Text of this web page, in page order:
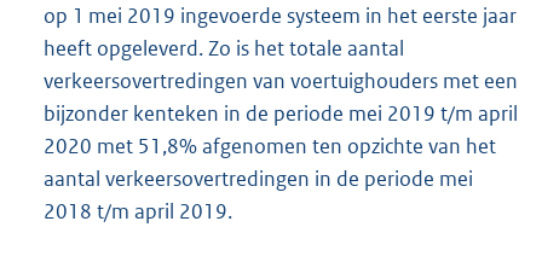
op 1 mei 2019 ingevoerde systeem in het eerste jaar
heeft opgeleverd. Zo is het totale aantal
verkeersovertredingen van voertuighouders met een
bijzonder kenteken in de periode mei 2019 t/m april
2020 met 51,8% afgenomen ten opzichte van het
aantal verkeersovertredingen in de periode mei
2018 t/m april 2019.